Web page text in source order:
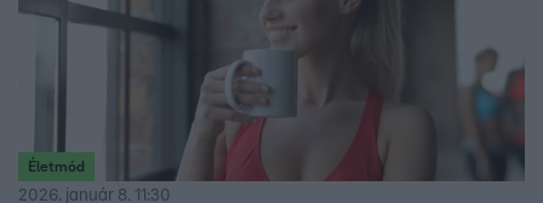
Életmód
2026. január 8. 11:30